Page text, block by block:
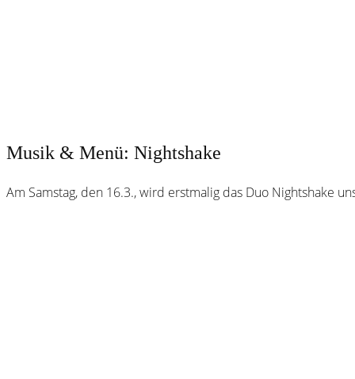
Musik & Menü: Nightshake
Am Samstag, den 16.3., wird erstmalig das Duo Nightshake